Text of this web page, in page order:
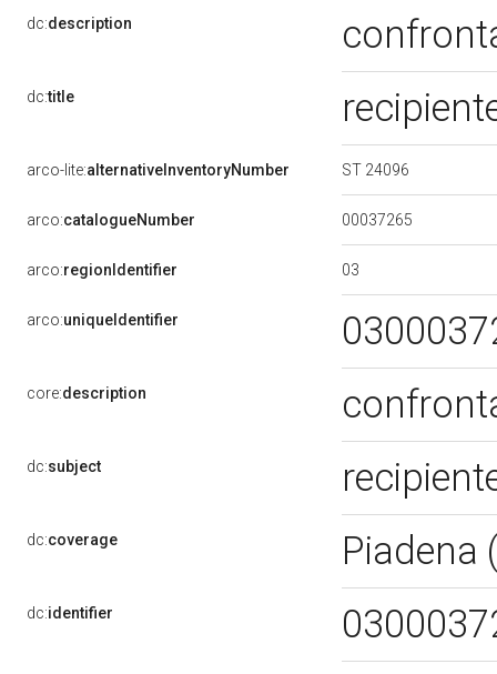
dc:description
dc:title
arco-lite:alternativeInventoryNumber ST 24096
arco:catalogueNumber 00037265
arco:regionIdentifier 03
arco:uniqueIdentifier
core:description
dc:subject
dc:coverage Piadena
dc:identifier